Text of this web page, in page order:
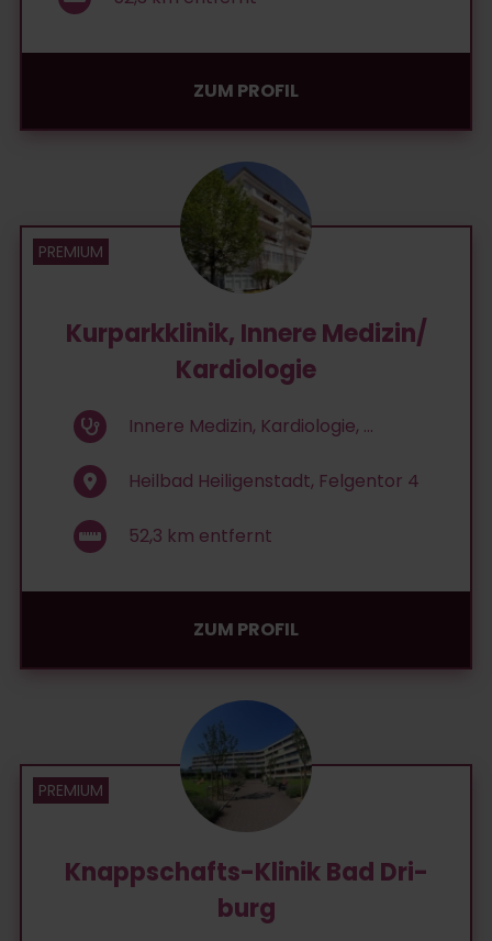
ZUM PROFIL
Kurparkklinik, Innere Medizin/
Kardiologie
Innere Medizin, Kardiologie, ...
Heilbad Heiligenstadt, Felgentor 4
52,3 km entfernt
ZUM PROFIL
Knapp­schafts-Kli­nik Bad Dri­
burg